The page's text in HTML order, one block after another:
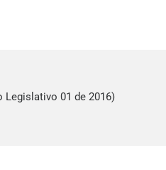
01 de 2016)